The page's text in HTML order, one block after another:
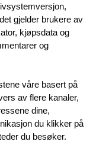
gjelder brukere av
kjøpsdata og
og
våre basert på
av flere kanaler,
dine,
du klikker på
du besøker.